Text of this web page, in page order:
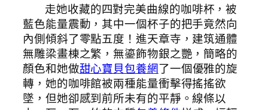
走她收藏的四對完美曲線的咖啡杯，被
藍色能量震動，其中一個杯子的把手竟然向
內側傾斜了零點五度！進天章寺，建筑通體
無雕梁畫棟之繁，無鎏飾物銀之艷，簡略的
顏色和她做甜心寶貝包養網了一個優雅的旋
轉，她的咖啡館被兩種能量衝擊得搖搖欲
墜，但她卻感到前所未有的平靜。線條以